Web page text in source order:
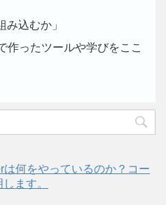
込むか」
作ったツールや学びをここ
は何をやっているのか？コー
ます。